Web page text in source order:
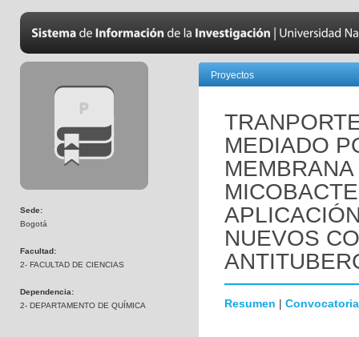
Sede:
Bogotá
Facultad:
2- FACULTAD DE CIENCIAS
Dependencia:
2- DEPARTAMENTO DE QUÍMICA
Proyectos
MEDIADO
NUEVOS
Resumen | Convocatoria